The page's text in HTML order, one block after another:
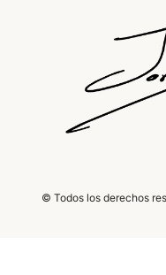
© Todos los derechos